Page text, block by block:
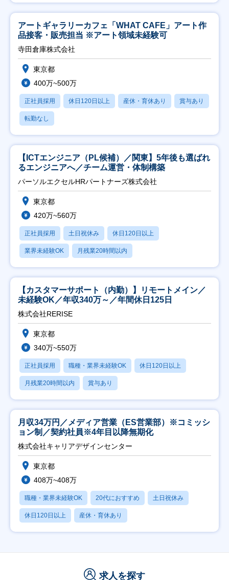
アートギャラリーカフェ「WHAT CAFE」アート作
品接客・販売担当 ※アート領域未経験可
寺田倉庫株式会社
東京都
400万~500万
正社員採用 休日120日以上 産休・育休あり 賞与あり
転勤なし
【ICTエンジニア（PL候補）／関東】5年後も選ばれ
るエンジニアへ／チーム運営・体制構築
パーソルエクセルHRパートナーズ株式会社
東京都
420万~560万
正社員採用 土日祝休み 休日120日以上
業界未経験OK 月残業20時間以内
【カスタマーサポート（内勤）】リモートメイン／
未経験OK／年収340万～／年間休日125日
株式会社RERISE
東京都
340万~550万
正社員採用 職種・業界未経験OK 休日120日以上
月残業20時間以内 賞与あり
月収34万円／メディア営業（ES営業部）※コミッシ
ョン制／契約社員※4年目以降無期化
株式会社キャリアデザインセンター
東京都
408万~408万
職種・業界未経験OK 20代におすすめ 土日祝休み
休日120日以上 産休・育休あり
求人を探す